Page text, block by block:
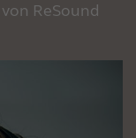
ReSound